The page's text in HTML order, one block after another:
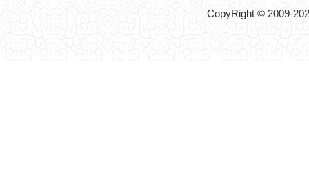
CopyRight © 2009-